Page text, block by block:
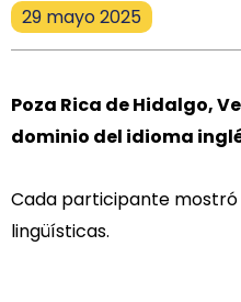
29 mayo 2025
Poza Rica de Hidalgo,
dominio del idioma
Cada participante mostró
lingüísticas.